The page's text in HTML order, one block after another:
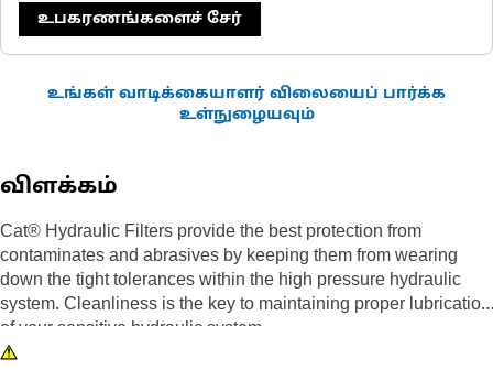
உபகரணங்களைச் சேர்
உங்கள் வாடிக்கையாளர் விலையைப் பார்க்க
உள்நுழையவும்
விளக்கம்
Cat® Hydraulic Filters provide the best protection from
contaminates and abrasives by keeping them from wearing
down the tight tolerances within the high pressure hydraulic
system. Cleanliness is the key to maintaining proper lubrication
of your sensitive hydraulic system.